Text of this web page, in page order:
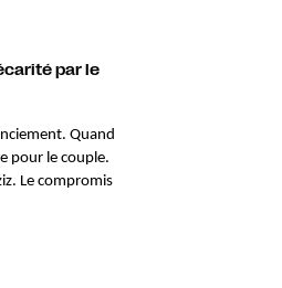
par le
Quand
pour le couple.
Le compromis